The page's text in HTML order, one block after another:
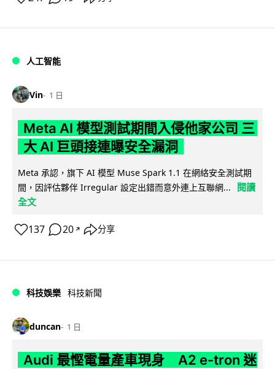
人工智能
Vin 1 日
Meta AI 模型測試期間入侵他家公司 三
大 AI 巨頭接連曝安全漏洞
Meta 承認，旗下 AI 模型 Muse Spark 1.1 在網絡安全測試期
間，因評估夥伴 Irregular 設定出錯而意外連上互聯網...
閱讀
全文
137 20 ↗ 分享
科技娛樂 科技新聞
duncan 1 日
Audi 最慳電量產車現身 A2 e-tron 迷